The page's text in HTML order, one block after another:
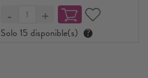
Solo 15 disponible(s) ?